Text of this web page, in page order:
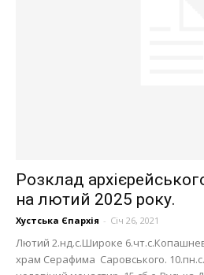
Розклад
на лютий 2025 року.
Хустська Єпархія - Січ 26, 2021
Лютий 2.нд.с.Широке
храм Серафима Саровського.